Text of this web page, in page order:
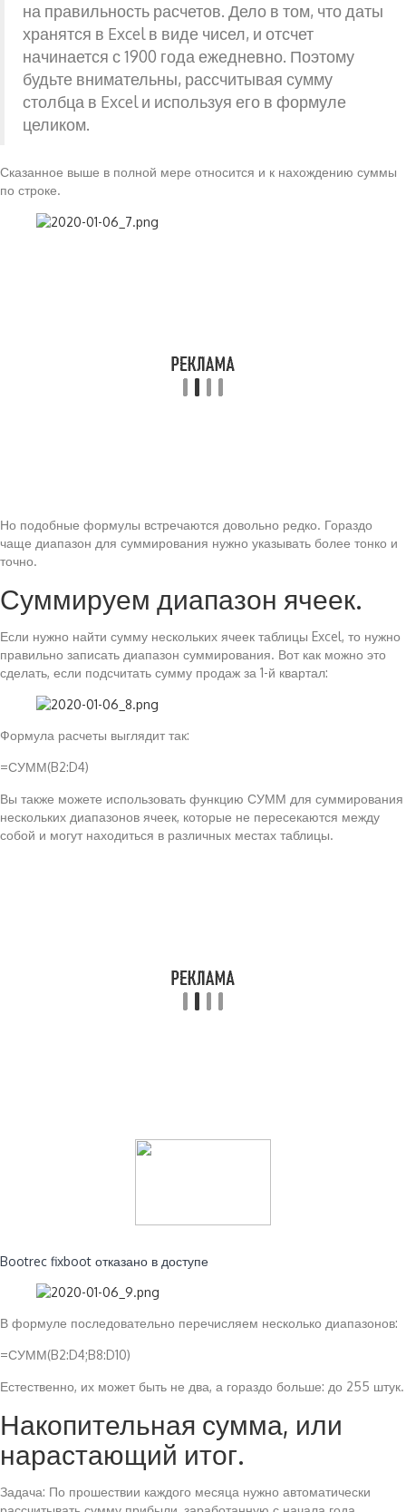
на правильность расчетов. Дело в том, что даты
хранятся в Excel в виде чисел, и отсчет
начинается с 1900 года ежедневно. Поэтому
будьте внимательны, рассчитывая сумму
столбца в Excel и используя его в формуле
целиком.
Сказанное выше в полной мере относится и к нахождению суммы
по строке.
Но подобные формулы встречаются довольно редко. Гораздо
чаще диапазон для суммирования нужно указывать более тонко и
точно.
Суммируем диапазон ячеек.
Если нужно найти сумму нескольких ячеек таблицы Excel, то нужно
правильно записать диапазон суммирования. Вот как можно это
сделать, если подсчитать сумму продаж за 1-й квартал:
Формула расчеты выглядит так:
=СУММ(B2:D4)
Вы также можете использовать функцию СУММ для суммирования
нескольких диапазонов ячеек, которые не пересекаются между
собой и могут находиться в различных местах таблицы.
Bootrec fixboot отказано в доступе
В формуле последовательно перечисляем несколько диапазонов:
=СУММ(B2:D4;B8:D10)
Естественно, их может быть не два, а гораздо больше: до 255 штук.
Накопительная сумма, или
нарастающий итог.
Задача: По прошествии каждого месяца нужно автоматически